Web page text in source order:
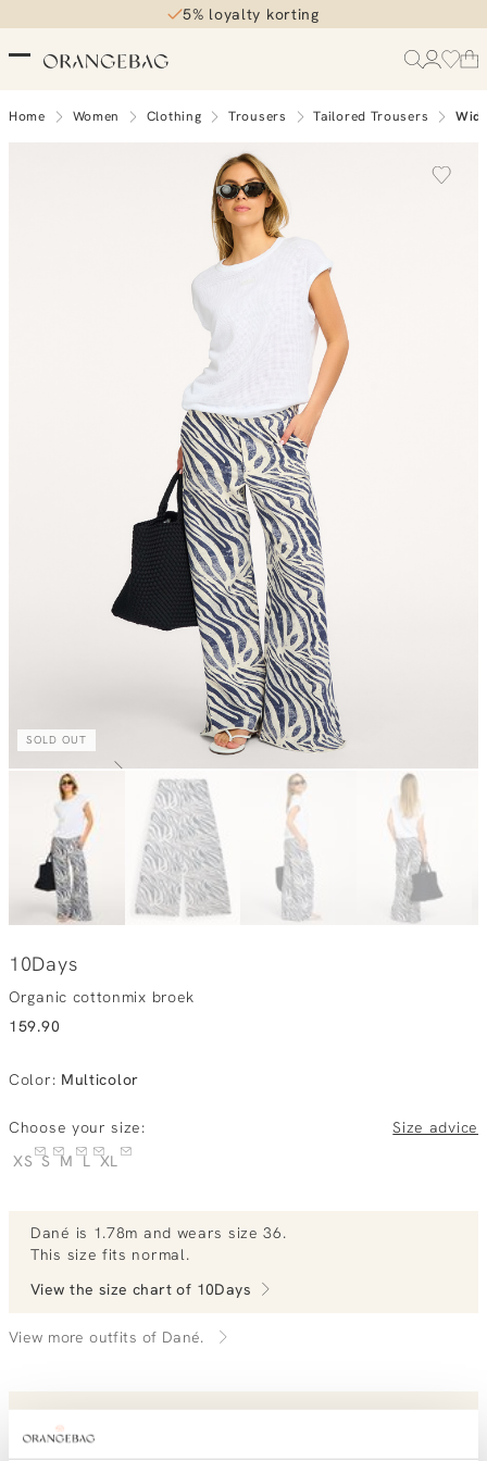
5% loyalty korting
Home Women Clothing Trousers Tailored Trousers
SOLD OUT
10Days
Organic cottonmix broek
159.90
Color: Multicolor
Choose your size:
Size advice
XS S M L XL
Dané is 1.78m and wears size 36.
This size fits normal .
View the size chart of 10Days
View more outfits of Dané.
Order by, tuesday gratis delivered tomorrow
Free shipping over €99